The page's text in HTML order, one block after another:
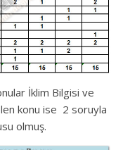
İklim Bilgisi ve
konu ise 2 soruyla
olmuş.